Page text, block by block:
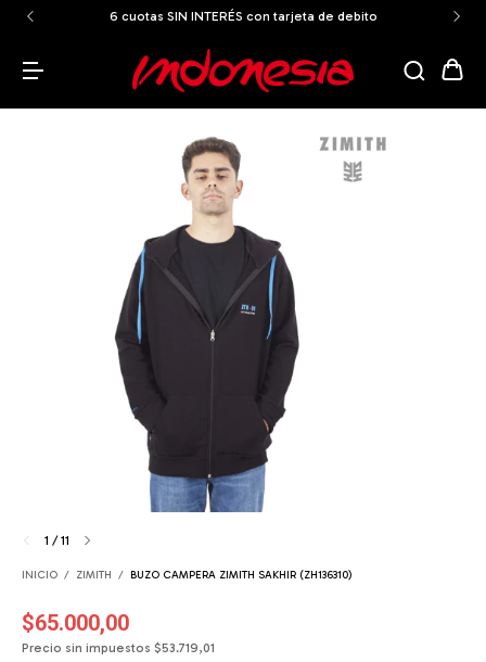
6 cuotas SIN INTERÉS con tarjeta de debito
1 /11
INICIO / ZIMITH / BUZO CAMPERA ZIMITH SAKHIR (ZH136310)
$65.000,00
Precio sin impuestos $53.719,01